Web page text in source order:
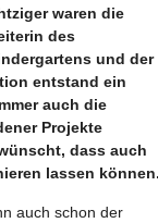
waren die
des
und der
entstand ein
auch die
Projekte
dass auch
lassen
auch schon der